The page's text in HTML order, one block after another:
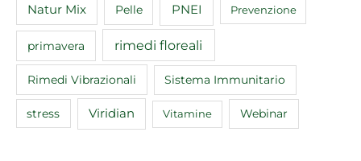
Natur Mix Pelle PNEI Prevenzione
primavera rimedi floreali
Rimedi Vibrazionali Sistema Immunitario
stress Viridian Vitamine Webinar